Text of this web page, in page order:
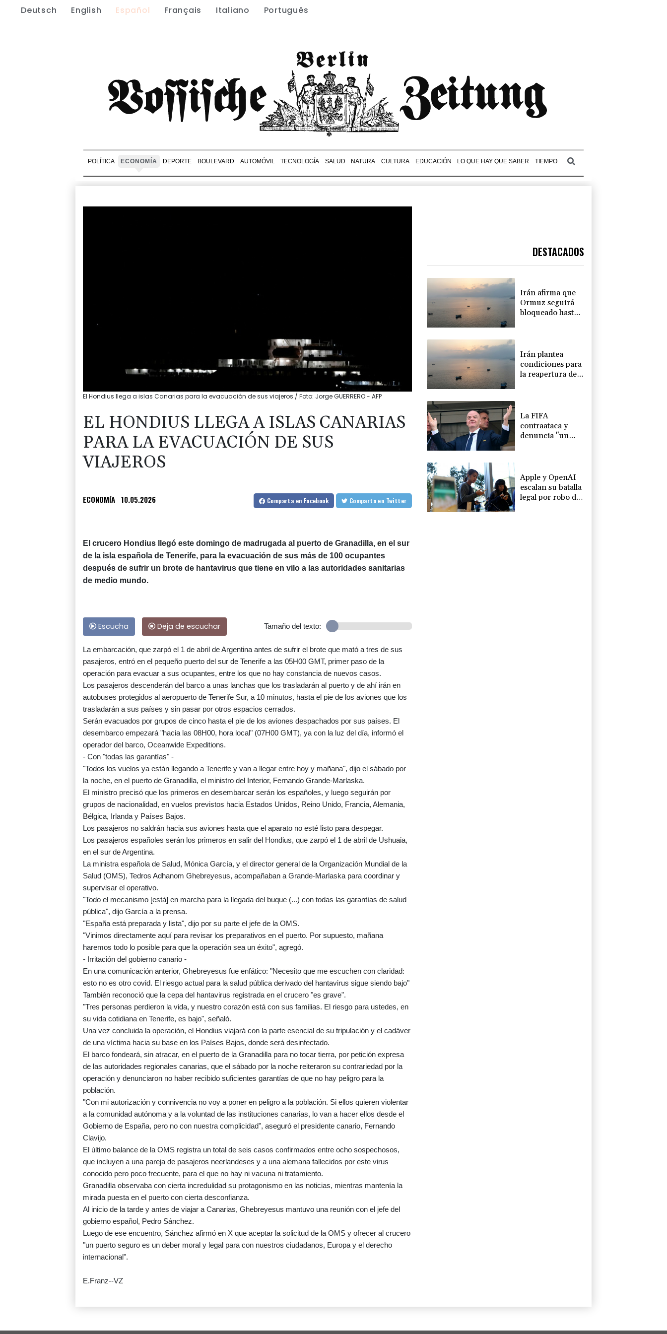
Deutsch English Español Français Italiano Português
POLÍTICA ECONOMÍA DEPORTE BOULEVARD AUTOMÓVIL TECNOLOGÍA SALUD NATURA CULTURA EDUCACIÓN LO QUE HAY QUE SABER TIEMPO
El Hondius llega a islas Canarias para la evacuación de sus viajeros / Foto: Jorge GUERRERO - AFP
EL HONDIUS LLEGA A ISLAS CANARIAS
PARA LA EVACUACIÓN DE SUS
VIAJEROS
ECONOMíA 10.05.2026 Comparta en Facebook Comparta en Twitter
El crucero Hondius llegó este domingo de madrugada al puerto de Granadilla, en el sur
de la isla española de Tenerife, para la evacuación de sus más de 100 ocupantes
después de sufrir un brote de hantavirus que tiene en vilo a las autoridades sanitarias
de medio mundo.
Escucha Deja de escuchar Tamaño del texto:
La embarcación, que zarpó el 1 de abril de Argentina antes de sufrir el brote que mató a tres de sus
pasajeros, entró en el pequeño puerto del sur de Tenerife a las 05H00 GMT, primer paso de la
operación para evacuar a sus ocupantes, entre los que no hay constancia de nuevos casos.
Los pasajeros descenderán del barco a unas lanchas que los trasladarán al puerto y de ahí irán en
autobuses protegidos al aeropuerto de Tenerife Sur, a 10 minutos, hasta el pie de los aviones que los
trasladarán a sus países y sin pasar por otros espacios cerrados.
Serán evacuados por grupos de cinco hasta el pie de los aviones despachados por sus países. El
desembarco empezará "hacia las 08H00, hora local" (07H00 GMT), ya con la luz del día, informó el
operador del barco, Oceanwide Expeditions.
- Con "todas las garantías" -
"Todos los vuelos ya están llegando a Tenerife y van a llegar entre hoy y mañana", dijo el sábado por
la noche, en el puerto de Granadilla, el ministro del Interior, Fernando Grande-Marlaska.
El ministro precisó que los primeros en desembarcar serán los españoles, y luego seguirán por
grupos de nacionalidad, en vuelos previstos hacia Estados Unidos, Reino Unido, Francia, Alemania,
Bélgica, Irlanda y Países Bajos.
Los pasajeros no saldrán hacia sus aviones hasta que el aparato no esté listo para despegar.
Los pasajeros españoles serán los primeros en salir del Hondius, que zarpó el 1 de abril de Ushuaia,
en el sur de Argentina.
La ministra española de Salud, Mónica García, y el director general de la Organización Mundial de la
Salud (OMS), Tedros Adhanom Ghebreyesus, acompañaban a Grande-Marlaska para coordinar y
supervisar el operativo.
"Todo el mecanismo [está] en marcha para la llegada del buque (...) con todas las garantías de salud
pública", dijo García a la prensa.
"España está preparada y lista", dijo por su parte el jefe de la OMS.
"Vinimos directamente aquí para revisar los preparativos en el puerto. Por supuesto, mañana
haremos todo lo posible para que la operación sea un éxito", agregó.
- Irritación del gobierno canario -
En una comunicación anterior, Ghebreyesus fue enfático: "Necesito que me escuchen con claridad:
esto no es otro covid. El riesgo actual para la salud pública derivado del hantavirus sigue siendo bajo"
También reconoció que la cepa del hantavirus registrada en el crucero "es grave".
"Tres personas perdieron la vida, y nuestro corazón está con sus familias. El riesgo para ustedes, en
su vida cotidiana en Tenerife, es bajo", señaló.
Una vez concluida la operación, el Hondius viajará con la parte esencial de su tripulación y el cadáver
de una víctima hacia su base en los Países Bajos, donde será desinfectado.
El barco fondeará, sin atracar, en el puerto de la Granadilla para no tocar tierra, por petición expresa
de las autoridades regionales canarias, que el sábado por la noche reiteraron su contrariedad por la
operación y denunciaron no haber recibido suficientes garantías de que no hay peligro para la
población.
"Con mi autorización y connivencia no voy a poner en peligro a la población. Si ellos quieren violentar
a la comunidad autónoma y a la voluntad de las instituciones canarias, lo van a hacer ellos desde el
Gobierno de España, pero no con nuestra complicidad", aseguró el presidente canario, Fernando
Clavijo.
El último balance de la OMS registra un total de seis casos confirmados entre ocho sospechosos,
que incluyen a una pareja de pasajeros neerlandeses y a una alemana fallecidos por este virus
conocido pero poco frecuente, para el que no hay ni vacuna ni tratamiento.
Granadilla observaba con cierta incredulidad su protagonismo en las noticias, mientras mantenía la
mirada puesta en el puerto con cierta desconfianza.
Al inicio de la tarde y antes de viajar a Canarias, Ghebreyesus mantuvo una reunión con el jefe del
gobierno español, Pedro Sánchez.
Luego de ese encuentro, Sánchez afirmó en X que aceptar la solicitud de la OMS y ofrecer al crucero
"un puerto seguro es un deber moral y legal para con nuestros ciudadanos, Europa y el derecho
internacional".
E.Franz--VZ
DESTACADOS
Irán afirma que
Ormuz seguirá
bloqueado hasta
Irán plantea
condiciones para
la reapertura del
La FIFA
contraataca y
denuncia "un
presidente"
Apple y OpenAI
escalan su batalla
legal por robo de